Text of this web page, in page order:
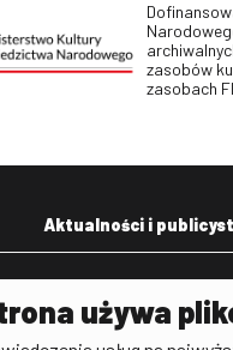
zasobów
zasobach
Aktualności i
Aktualności
Publicystyka filmowa
używa